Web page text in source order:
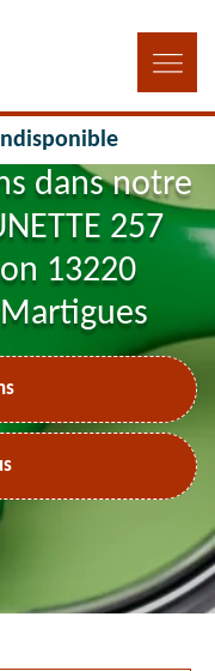
dans notre
257
13220